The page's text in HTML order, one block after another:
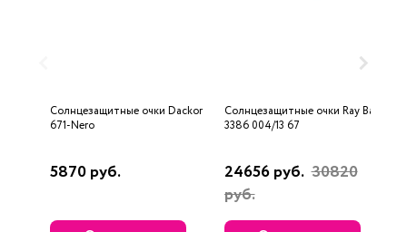
Солнцезащитные очки Dackor
671-Nero
5870 руб.
Солнцезащитные очки Ray Ban
3386 004/13 67
24656 руб. 30820
руб.